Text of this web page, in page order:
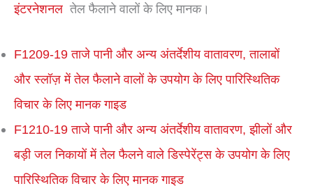
इंटरनेशनल तेल फैलाने वालों के लिए मानक।
F1209-19 ताजे पानी और अन्य अंतर्देशीय वातावरण, तालाबों
और स्लॉज़ में तेल फैलाने वालों के उपयोग के लिए पारिस्थितिक
विचार के लिए मानक गाइड
F1210-19 ताजे पानी और अन्य अंतर्देशीय वातावरण, झीलों और
बड़ी जल निकायों में तेल फैलने वाले डिस्पेरेंट्स के उपयोग के लिए
पारिस्थितिक विचार के लिए मानक गाइड